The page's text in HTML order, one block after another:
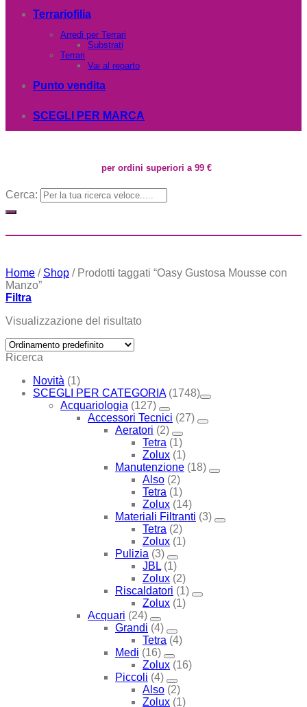
Terrariofilia
Arredi per Terrari
Substrati
Terrari
Vai al reparto
Punto vendita
SCEGLI PER MARCA
per ordini superiori a 99 €
Cerca:
Home / Shop /Prodotti taggati “Oasy Gustosa Mousse con
Manzo”
Filtra
Visualizzazione del risultato
Ricerca
Novità (1)
SCEGLI PER CATEGORIA (1748)
Acquariologia (127)
Accessori Tecnici (27)
Aeratori (2)
Tetra (1)
Zolux (1)
Manutenzione (18)
Also (2)
Tetra (1)
Zolux (14)
Materiali Filtranti (3)
Tetra (2)
Zolux (1)
Pulizia (3)
JBL (1)
Zolux (2)
Riscaldatori (1)
Zolux (1)
Acquari (24)
Grandi (4)
Tetra (4)
Medi (16)
Zolux (16)
Piccoli (4)
Also (2)
Zolux (1)